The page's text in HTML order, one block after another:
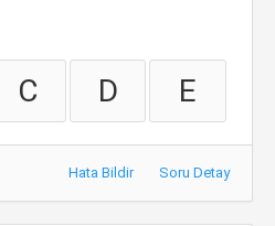
C D E
Hata Bildir Soru Detay